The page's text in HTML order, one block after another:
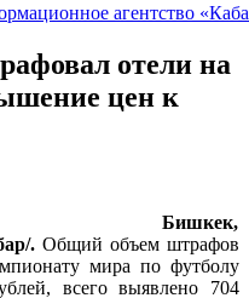
отели на
цен к
Бишкек,
. Общий объем штрафов
мира по футболу
всего выявлено 704